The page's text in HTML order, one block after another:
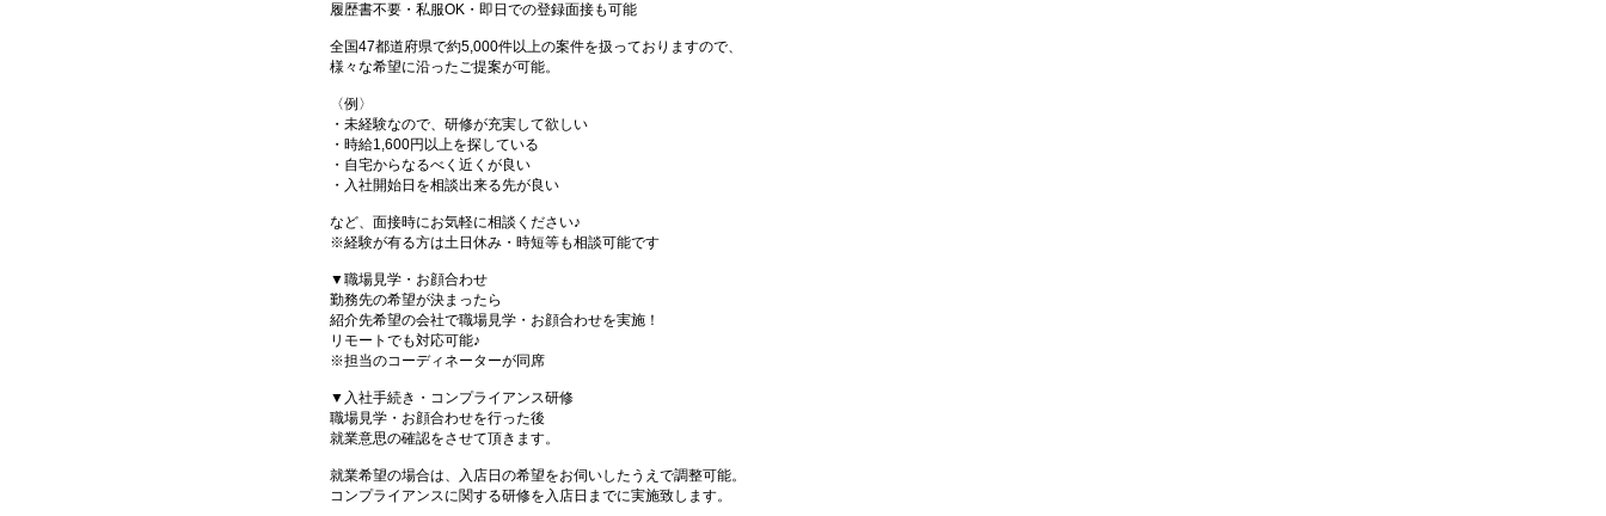
履歴書不要・私服OK・即日での登録面接も可能
全国47都道府県で約5,000件以上の案件を扱っておりますので、
様々な希望に沿ったご提案が可能。
〈例〉
・未経験なので、研修が充実して欲しい
・時給1,600円以上を探している
・自宅からなるべく近くが良い
・入社開始日を相談出来る先が良い
など、面接時にお気軽に相談ください♪
※経験が有る方は土日休み・時短等も相談可能です
▼職場見学・お顔合わせ
勤務先の希望が決まったら
紹介先希望の会社で職場見学・お顔合わせを実施！
リモートでも対応可能♪
※担当のコーディネーターが同席
▼入社手続き・コンプライアンス研修
職場見学・お顔合わせを行った後
就業意思の確認をさせて頂きます。
就業希望の場合は、入店日の希望をお伺いしたうえで調整可能。
コンプライアンスに関する研修を入店日までに実施致します。